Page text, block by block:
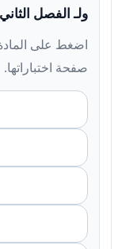
ولـ الفصل الثاني
اضغط على المادة
صفحة اختباراتها.